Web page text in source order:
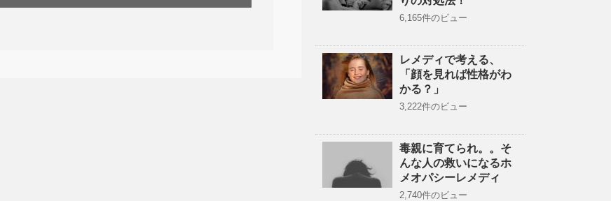
6,165件のビュー
レメディで考える、
「顔を見れば性格がわ
かる？」
3,222件のビュー
毒親に育てられ。。そ
んな人の救いになるホ
メオパシーレメディ
2,740件のビュー